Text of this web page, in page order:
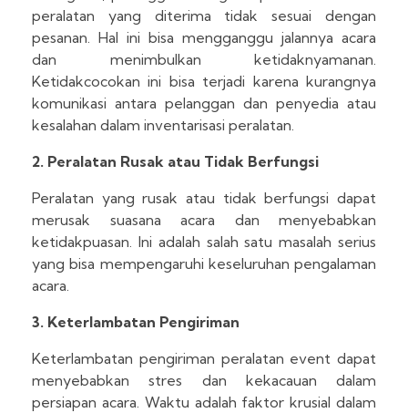
peralatan yang diterima tidak sesuai dengan
pesanan. Hal ini bisa mengganggu jalannya acara
dan menimbulkan ketidaknyamanan.
Ketidakcocokan ini bisa terjadi karena kurangnya
komunikasi antara pelanggan dan penyedia atau
kesalahan dalam inventarisasi peralatan.
2. Peralatan Rusak atau Tidak Berfungsi
Peralatan yang rusak atau tidak berfungsi dapat
merusak suasana acara dan menyebabkan
ketidakpuasan. Ini adalah salah satu masalah serius
yang bisa mempengaruhi keseluruhan pengalaman
acara.
3. Keterlambatan Pengiriman
Keterlambatan pengiriman peralatan event dapat
menyebabkan stres dan kekacauan dalam
persiapan acara. Waktu adalah faktor krusial dalam